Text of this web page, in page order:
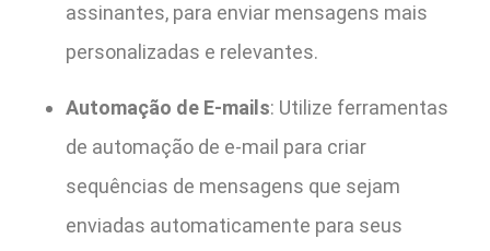
assinantes, para enviar mensagens mais
personalizadas e relevantes.
Automação de E-mails: Utilize ferramentas
de automação de e-mail para criar
sequências de mensagens que sejam
enviadas automaticamente para seus